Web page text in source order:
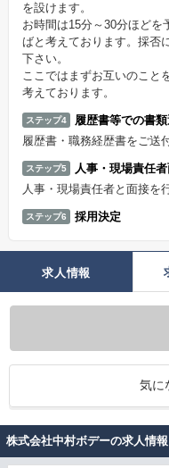
を設けます。
お時間は15分～30分ほど
ばと考えております。採否
下さい。
ここではまずお互いのこと
考えております。
ステップ4
履歴書等での書
履歴書・職務経歴書をご送
ステップ5
人事・現場責任
人事・現場責任者と面接を
ステップ6 採用決定
求人情報
気に
株式会社中村ボデーの求人情報